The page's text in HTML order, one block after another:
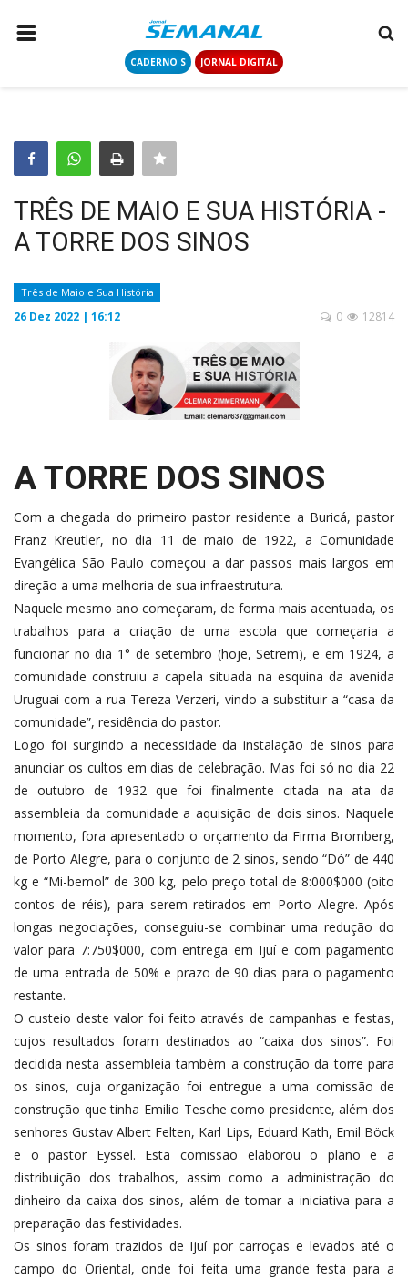
CADERNO S JORNAL DIGITAL
COLUNISTAS
CONTATO
LOGIN
CADASTRAR
CADERNO S
JORNAL DIGITAL
TRÊS DE MAIO E SUA HISTÓRIA -
A TORRE DOS SINOS
Três de Maio e Sua História
26 Dez 2022 | 16:12 12814
0
A TORRE DOS SINOS
Com a chegada do primeiro pastor residente a Buricá, pastor
Franz Kreutler, no dia 11 de maio de 1922, a Comunidade
Evangélica São Paulo começou a dar passos mais largos em
direção a uma melhoria de sua infraestrutura.
Naquele mesmo ano começaram, de forma mais acentuada, os
trabalhos para a criação de uma escola que começaria a
funcionar no dia 1° de setembro (hoje, Setrem), e em 1924, a
comunidade construiu a capela situada na esquina da avenida
Uruguai com a rua Tereza Verzeri, vindo a substituir a “casa da
comunidade”, residência do pastor.
Logo foi surgindo a necessidade da instalação de sinos para
anunciar os cultos em dias de celebração. Mas foi só no dia 22
de outubro de 1932 que foi finalmente citada na ata da
assembleia da comunidade a aquisição de dois sinos. Naquele
momento, fora apresentado o orçamento da Firma Bromberg,
de Porto Alegre, para o conjunto de 2 sinos, sendo “Dó” de 440
kg e “Mi-bemol” de 300 kg, pelo preço total de 8:000$000 (oito
contos de réis), para serem retirados em Porto Alegre. Após
longas negociações, conseguiu-se combinar uma redução do
valor para 7:750$000, com entrega em Ijuí e com pagamento
de uma entrada de 50% e prazo de 90 dias para o pagamento
restante.
O custeio deste valor foi feito através de campanhas e festas,
cujos resultados foram destinados ao “caixa dos sinos”. Foi
decidida nesta assembleia também a construção da torre para
os sinos, cuja organização foi entregue a uma comissão de
construção que tinha Emilio Tesche como presidente, além dos
senhores Gustav Albert Felten, Karl Lips, Eduard Kath, Emil Böck
e o pastor Eyssel. Esta comissão elaborou o plano e a
distribuição dos trabalhos, assim como a administração do
dinheiro da caixa dos sinos, além de tomar a iniciativa para a
preparação das festividades.
Os sinos foram trazidos de Ijuí por carroças e levados até o
campo do Oriental, onde foi feita uma grande festa para a